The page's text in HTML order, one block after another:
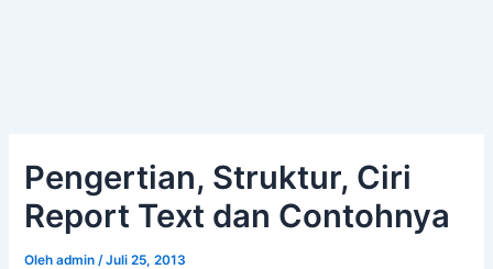
Pengertian, Struktur, Ciri
Report Text dan Contohnya
Olehadmin /Juli 25, 2013